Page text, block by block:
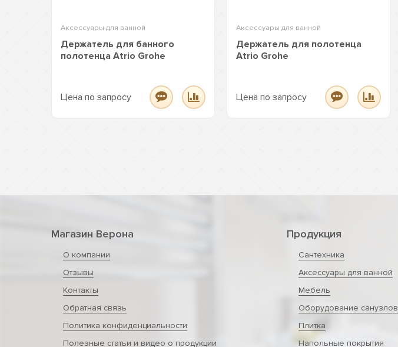
Аксессуары для ванной
Держатель для банного
полотенца Atrio Grohe
Цена по запросу
Аксессуары для ванной
Держатель для полотенца
Atrio Grohe
Цена по запросу
Магазин Верона
О компании
Отзывы
Контакты
Обратная связь
Политика конфиденциальности
Полезные статьи и видео о продукции
Продукция
Сантехника
Аксессуары для ванной
Мебель
Оборудование санузлов
Плитка
Напольные покрытия